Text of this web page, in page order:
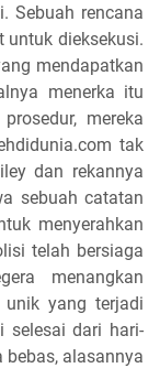
Sebuah rencana
untuk dieksekusi.
mendapatkan
menerka itu
mereka
tak
dan rekannya
sebuah catatan
menyerahkan
telah bersiaga
menangkan
unik yang terjadi
selesai dari hari-
bebas, alasannya